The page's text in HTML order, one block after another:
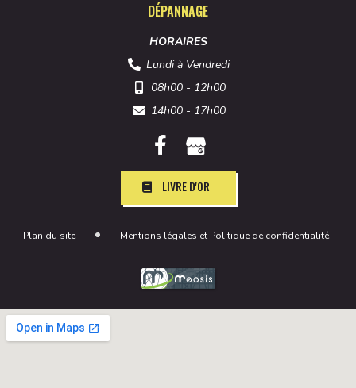
DÉPANNAGE
HORAIRES
Lundi à Vendredi
08h00 - 12h00
14h00 - 17h00
LIVRE D'OR
Plan du site Mentions légales et Politique de confidentialité